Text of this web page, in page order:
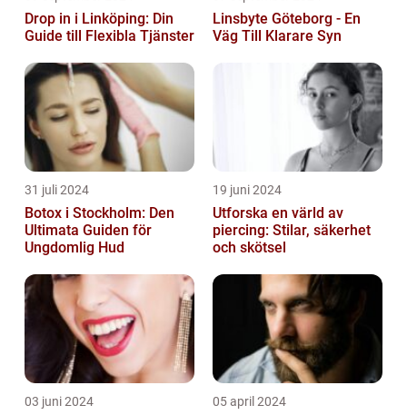
Drop in i Linköping: Din
Guide till Flexibla Tjänster
Linsbyte Göteborg - En
Väg Till Klarare Syn
31 juli 2024
Botox i Stockholm: Den
Ultimata Guiden för
Ungdomlig Hud
19 juni 2024
Utforska en värld av
piercing: Stilar, säkerhet
och skötsel
03 juni 2024 05 april 2024